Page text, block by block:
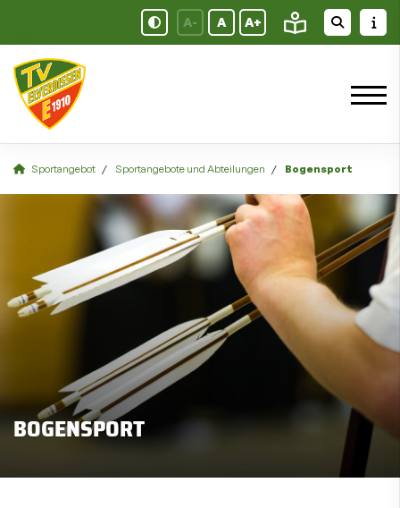
A- A A+
Sportangebot Sportangebote und Abteilungen Bogensport
BOGENSPORT